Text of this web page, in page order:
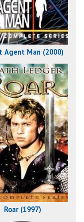
Agent Man (2000)
Roar (1997)